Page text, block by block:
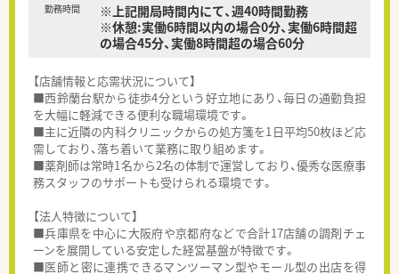
勤務時間
※上記開局時間内にて、週40時間勤務
※休憩:実働6時間以内の場合0分、実働6時間超
の場合45分、実働8時間超の場合60分
【店舗情報と応需状況について】
■西鈴蘭台駅から徒歩4分という好立地にあり、毎日の通勤負担
を大幅に軽減できる便利な職場環境です。
■主に近隣の内科クリニックからの処方箋を1日平均50枚ほど応
需しており、落ち着いて業務に取り組めます。
■薬剤師は常時1名から2名の体制で運営しており、優秀な医療事
務スタッフのサポートも受けられる環境です。
【法人特徴について】
■兵庫県を中心に大阪府や京都府などで合計17店舗の調剤チェ
ーンを展開している安定した経営基盤が特徴です。
■医師と密に連携できるマンツーマン型やモール型の出店を得